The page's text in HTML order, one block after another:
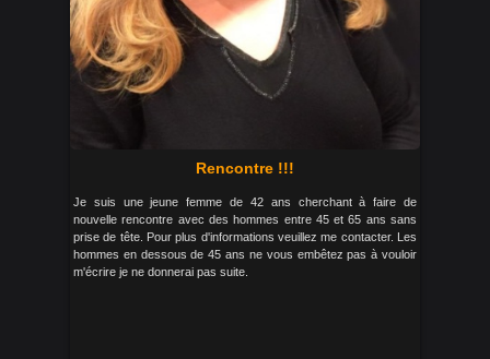
Rencontre !!!
Je suis une jeune femme de 42 ans cherchant à faire de
nouvelle rencontre avec des hommes entre 45 et 65 ans sans
prise de tête. Pour plus d'informations veuillez me contacter. Les
hommes en dessous de 45 ans ne vous embêtez pas à vouloir
m'écrire je ne donnerai pas suite.